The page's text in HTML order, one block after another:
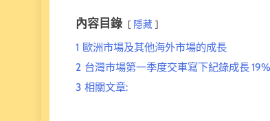
內容目錄 隱藏
1 歐洲市場及其他海外市場的成長
2 台灣市場第一季度交車寫下紀錄成長
3 相關文章: